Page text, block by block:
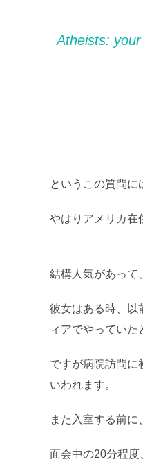
Atheists:
というこの質問に
やはりアメリカ在
結構人気があって
彼女はある時、以
ィアでやっていた
ですが病院訪問に
いわれます。
また入室する前に
面会中の20分程度